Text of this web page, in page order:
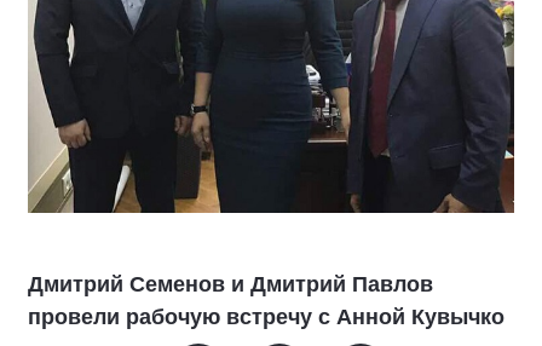
Дмитрий Семенов и Дмитрий Павлов
провели рабочую встречу с Анной Кувычко